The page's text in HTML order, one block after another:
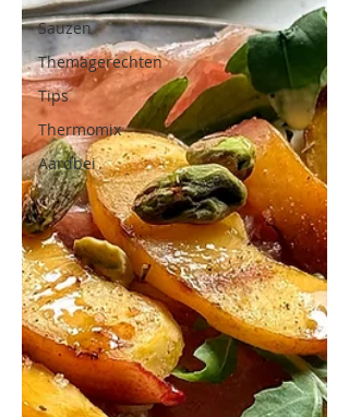
Sauzen
Themagerechten
Tips
Thermomix
Aardbei